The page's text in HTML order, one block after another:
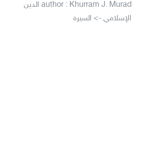
author : Khurram J. Murad الدين
الإسلامي -> السيرة